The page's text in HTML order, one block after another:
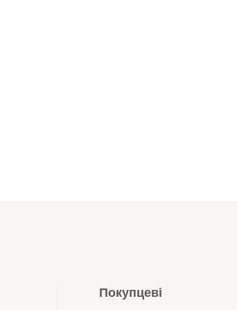
Покупцеві